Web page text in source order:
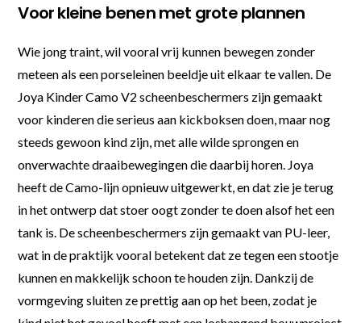
Voor kleine benen met grote plannen
Wie jong traint, wil vooral vrij kunnen bewegen zonder
meteen als een porseleinen beeldje uit elkaar te vallen. De
Joya Kinder Camo V2 scheenbeschermers zijn gemaakt
voor kinderen die serieus aan kickboksen doen, maar nog
steeds gewoon kind zijn, met alle wilde sprongen en
onverwachte draaibewegingen die daarbij horen. Joya
heeft de Camo-lijn opnieuw uitgewerkt, en dat zie je terug
in het ontwerp dat stoer oogt zonder te doen alsof het een
tank is. De scheenbeschermers zijn gemaakt van PU-leer,
wat in de praktijk vooral betekent dat ze tegen een stootje
kunnen en makkelijk schoon te houden zijn. Dankzij de
vormgeving sluiten ze prettig aan op het been, zodat je